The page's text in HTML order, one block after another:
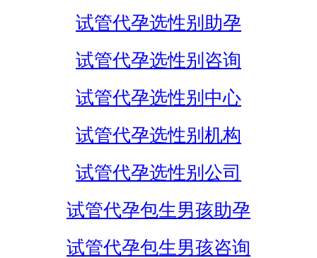
试管代孕选性别助孕
试管代孕选性别咨询
试管代孕选性别中心
试管代孕选性别机构
试管代孕选性别公司
试管代孕包生男孩助孕
试管代孕包生男孩咨询